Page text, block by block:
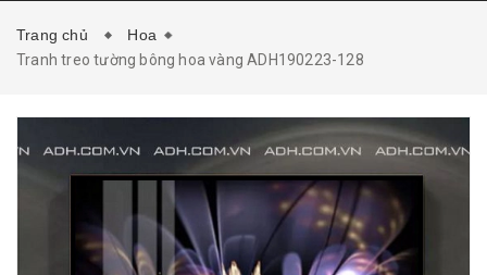
Tranh treo tường Tranh dán tường
Mua File Tranh Tranh Thực Tế
Trang chủ
Hoa
Tranh treo tường bông hoa vàng ADH190223-128